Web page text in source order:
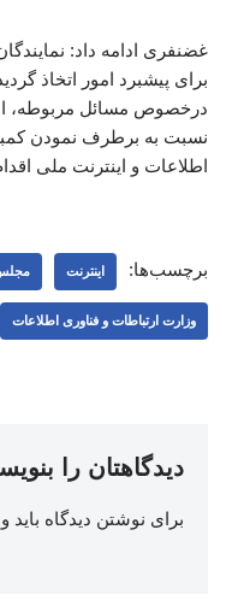
غضنفری ادامه داد:
برای پیشبرد امور اتخاذ
درخصوص مسائل مربوطه،
نسبت به برطرف نمودن
اطلاعات و اینترنت ملی
برچسب‌ها: اینترنت
وزارت ارتباطات و فناوری اطلاعات
دیدگاهتان را
برای نوشتن دیدگاه باید